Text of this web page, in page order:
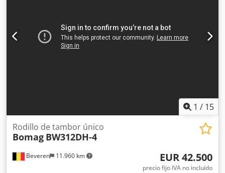
sujetos a errores y venta previa. Cedjyt Uirepfx Acaerf
1 / 15
Beveren 11.960 km
Rodillo de tambor único
Bomag BW312DH-4
EUR 42.500
precio fijo IVA no incluído